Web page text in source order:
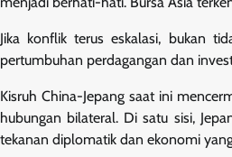
Jika konflik terus eskalasi, bukan
pertumbuhan perdagangan dan
Kisruh China-Jepang saat ini
hubungan bilateral. Di satu sisi,
tekanan diplomatik dan ekonomi